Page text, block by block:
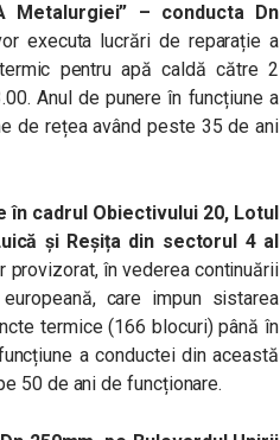
Metalurgiei” – conducta Dn
executa lucrări de reparație a
pentru apă caldă către 2
Anul de punere în funcțiune a
de rețea având peste 35 de ani
cadrul Obiectivului 20, Lotul
și Reșița din sectorul 4 al
provizorat, în vederea continuării
care impun sistarea
termice (166 blocuri) până în
a conductei din această
50 de ani de funcționare.